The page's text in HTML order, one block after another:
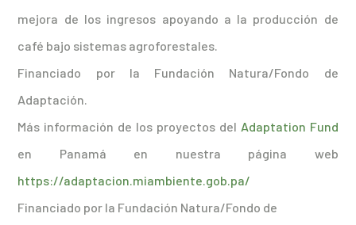
mejora de los ingresos apoyando a la producción de
café bajo sistemas agroforestales.
Financiado por la Fundación Natura/Fondo de
Adaptación.
Más información de los proyectos del Adaptation Fund
en Panamá en nuestra página web
https://adaptacion.miambiente.gob.pa/
Financiado por la Fundación Natura/Fondo de